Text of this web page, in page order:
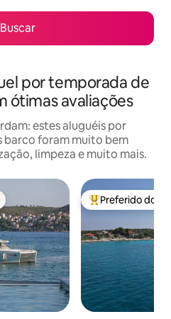
Buscar
por temporada de
ótimas avaliações
estes aluguéis por
barco foram muito bem
limpeza e muito mais.
dos hóspedes Entre os
Preferido dos